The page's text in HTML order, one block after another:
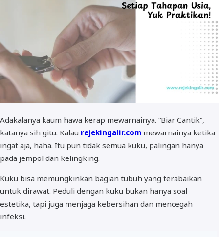
Adakalanya kaum hawa kerap mewarnainya. “Biar Cantik”,
katanya sih gitu. Kalau rejekingalir.com mewarnainya ketika
ingat aja, haha. Itu pun tidak semua kuku, palingan hanya
pada jempol dan kelingking.
Kuku bisa memungkinkan bagian tubuh yang terabaikan
untuk dirawat. Peduli dengan kuku bukan hanya soal
estetika, tapi juga menjaga kebersihan dan mencegah
infeksi.